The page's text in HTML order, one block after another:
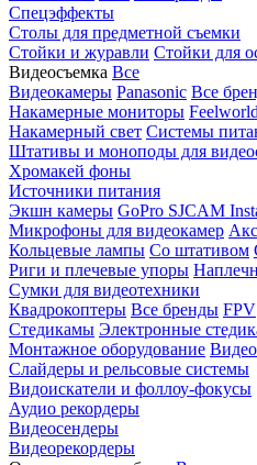
Спецэффекты
Столы для предметной съемки
Стойки и журавли Стойки для
Видеосъемка Все
Видеокамеры Panasonic Все
Накамерные мониторы Feelworld
Накамерный свет Системы
Штативы и моноподы для
Хромакей фоны
Источники питания
Экшн камеры GoPro SJCAM
Микрофоны для видеокамер
Кольцевые лампы Со штативом
Риги и плечевые упоры
Сумки для видеотехники
Квадрокоптеры Все бренды FPV
Стедикамы Электронные
Монтажное оборудование
Слайдеры и рельсовые системы
Видоискатели и фоллоу-фокусы
Аудио рекордеры
Видеосендеры
Видеорекордеры